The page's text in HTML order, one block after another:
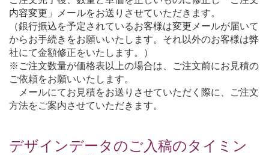
内容変更」メールをお送りさせていただきます。
（銀行振込を予定されているお客様は変更メールが届いて
からお手続きをお願いいたします。それ以外のお客様は弊
社にて金額修正をいたします。）
※ご注文数量が価格表以上の場合は、ご注文前にお見積の
ご依頼をお願いいたします。
メールにてお見積をお送りさせていただく際に、ご注文
方法をご案内させていただきます。
デザインデータのご入稿のタイミン